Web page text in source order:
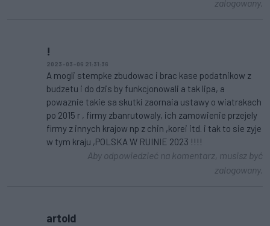
zalogowany.
!
2023-03-06 21:31:36
A mogli stempke zbudowac i brac kase podatnikow z
budzetu i do dzis by funkcjonowali a tak lipa, a
powaznie takie sa skutki zaornaia ustawy o wiatrakach
po 2015 r , firmy zbanrutowaly, ich zamowienie przejely
firmy z innych krajow np z chin ,korei itd. i tak to sie zyje
w tym kraju ,POLSKA W RUINIE 2023 !!!!
Aby odpowiedzieć na komentarz, musisz być
zalogowany.
artold